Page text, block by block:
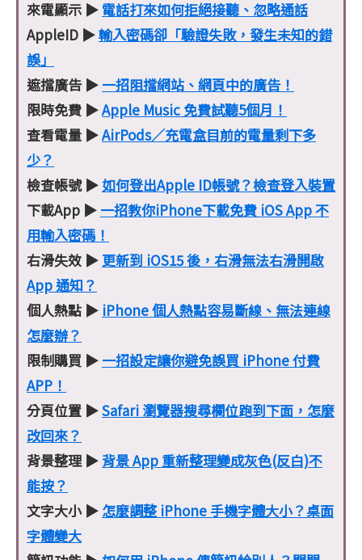
來電顯示 ▶ 電話打來如何拒絕接聽、忽略通話
AppleID ▶輸入密碼卻「驗證失敗，發生未知的錯
誤」
遮擋廣告 ▶ 一招阻擋網站、網頁中的廣告！
限時免費 ▶Apple Music 免費試聽5個月！
查看電量 ▶AirPods／充電盒目前的電量剩下多
少？
檢查帳號 ▶ 如何登出Apple ID帳號？檢查登入裝置
下載App ▶ 一招教你iPhone下載免費 iOS App 不
用輸入密碼！
右滑失效 ▶ 更新到 iOS15 後，右滑無法右滑開啟
App 通知？
個人熱點 ▶ iPhone 個人熱點容易斷線、無法連線
怎麼辦？
限制購買 ▶ 一招設定讓你避免誤買 iPhone 付費
APP！
分頁位置 ▶Safari 瀏覽器搜尋欄位跑到下面，怎麼
改回來？
背景整理 ▶ 背景 App 重新整理變成灰色(反白)不
能按？
文字大小 ▶ 怎麼調整 iPhone 手機字體大小？桌面
字體變大